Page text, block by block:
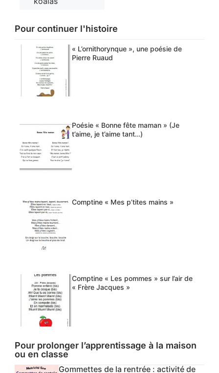
Pour continuer l'histoire
« L’ornithorynque », une poésie de
Pierre Ruaud
Poésie « Bonne fête maman » (Je
t’aime, je t’aime tant…)
Comptine « Mes p’tites mains »
Comptine « Les pommes » sur l’air de
« Frère Jacques »
Pour prolonger l’apprentissage à la maison
ou en classe
Gommettes de la rentrée : activité de